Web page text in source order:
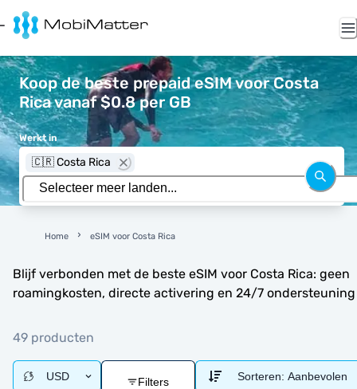
Koop de beste prepaid eSIM voor Costa
Rica vanaf $0.8 per GB
Werkt in
🇨🇷 Costa Rica
Home eSIM voor Costa Rica
Blijf verbonden met de beste eSIM voor Costa Rica: geen
roamingkosten, directe activering en 24/7 ondersteuning
49 producten
USD Filters Sorteren: Aanbevolen